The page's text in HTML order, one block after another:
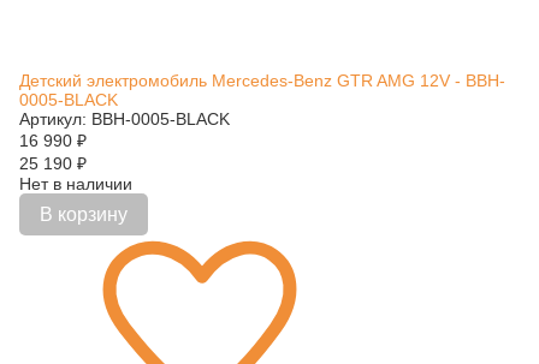
Детский электромобиль Mercedes-Benz GTR AMG 12V - BBH-
0005-BLACK
Артикул: BBH-0005-BLACK
16 990 ₽
25 190 ₽
Нет в наличии
В корзину